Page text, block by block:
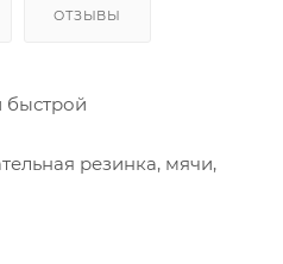
ОТЗЫВЫ
быстрой
резинка, мячи,